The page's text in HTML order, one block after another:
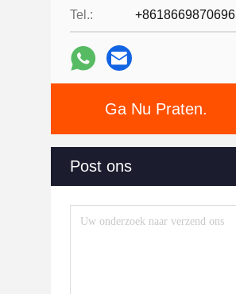
Tel.: +8618669870696
Ga Nu Praten.
Post ons